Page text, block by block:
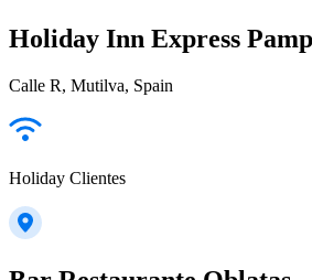
Holiday Inn Express
Calle R, Mutilva, Spain
Holiday Clientes